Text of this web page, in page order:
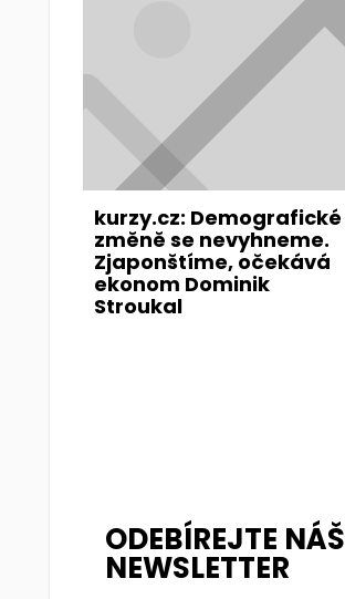
kurzy.cz: Demografické
změně se nevyhneme.
Zjaponštíme, očekává
ekonom Dominik
Stroukal
ODEBÍREJTE NÁŠ
NEWSLETTER